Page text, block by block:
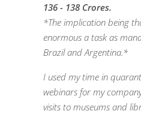
136 - 138 Crores.
*The implication being
enormous a task as
Brazil and Argentina.*
I used my time in
webinars for my
visits to museums and